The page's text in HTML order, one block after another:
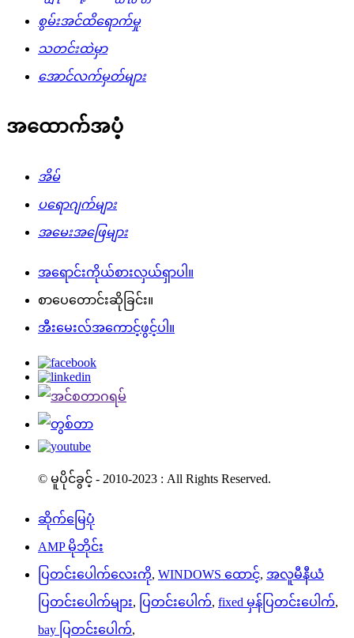
စွမ်းအင်ထိရောက်မှု
သတင်းထဲမှာ
အောင်လက်မှတ်များ
အထောက်အပံ့
အိမ်
ပရောဂျက်များ
အမေးအဖြေများ
အရောင်းကိုယ်စားလှယ်ရှာပါ။
စာပေတောင်းဆိုခြင်း။
အီးမေးလ်အကောင့်ဖွင့်ပါ။
© မူပိုင်ခွင့် - 2010-2023 : All Rights Reserved.
ဆိုက်မြေပုံ
AMP မိုဘိုင်း
ပြတင်းပေါက်လေးကို, WINDOWS ထောင့်, အလူမီနီယံ
ပြတင်းပေါက်များ, ပြတင်းပေါက်, fixed မှန်ပြတင်းပေါက်,
bay ပြတင်းပေါက်,